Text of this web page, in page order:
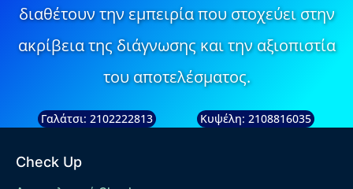
διαθέτουν την εμπειρία που στοχεύει στην
ακρίβεια της διάγνωσης και την αξιοπιστία
του αποτελέσματος.
Γαλάτσι: 2102222813 Κυψέλη: 2108816035
Check Up